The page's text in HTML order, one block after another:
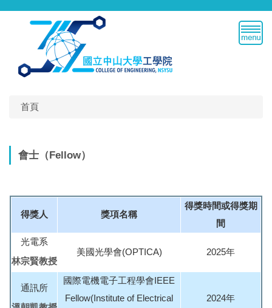
跳
首頁
會士（Fellow）
得獎人 獎項名稱
得獎時間或得獎期
間
光電系
林宗賢教授
美國光學會(OPTICA) 2025年
通訊所
國際電機電子工程學會IEEE
Fellow(Institute of Electrical
2024年